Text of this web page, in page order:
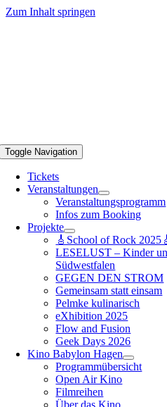
Zum Inhalt springen
Toggle Navigation
Tickets
Veranstaltungen
Veranstaltungsprogramm
Infos zum Booking
Projekte
🎸School of Rock
LESELUST – Kinder
Südwestfalen
GEGEN DEN STROM
Gemeinsam statt einsam
Pelmke kulinarisch
eXhibition 2025
Flow and Fusion
Geek Days 2026
Kino Babylon Hagen
Programmübersicht
Open Air Kino
Filmreihen
Über das Kino